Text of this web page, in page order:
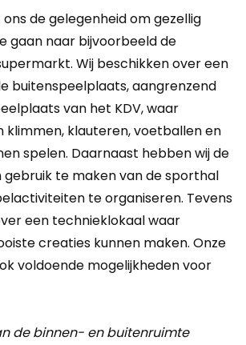
de gelegenheid om gezellig
gaan naar bijvoorbeeld de
Wij beschikken over een
buitenspeelplaats, aangrenzend
van het KDV, waar
klimmen, klauteren, voetballen en
spelen. Daarnaast hebben wij de
gebruik te maken van de sporthal
te organiseren. Tevens
een technieklokaal waar
creaties kunnen maken. Onze
voldoende mogelijkheden voor
de binnen- en buitenruimte